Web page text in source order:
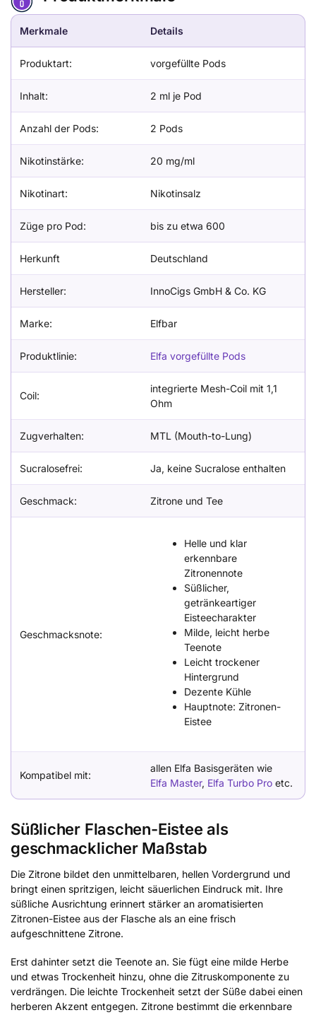
Merkmale Details
Produktart: vorgefüllte Pods
Inhalt: 2 ml je Pod
Anzahl der Pods: 2 Pods
Nikotinstärke: 20 mg/ml
Nikotinart: Nikotinsalz
Züge pro Pod: bis zu etwa 600
Herkunft Deutschland
Hersteller: InnoCigs GmbH & Co. KG
Marke: Elfbar
Produktlinie: Elfa vorgefüllte Pods
Coil:
integrierte Mesh-Coil mit 1,1
Ohm
Zugverhalten: MTL (Mouth-to-Lung)
Sucralosefrei: Ja, keine Sucralose enthalten
Geschmack: Zitrone und Tee
Geschmacksnote:
Helle und klar
erkennbare
Zitronennote
Süßlicher,
getränkeartiger
Eisteecharakter
Milde, leicht herbe
Teenote
Leicht trockener
Hintergrund
Dezente Kühle
Hauptnote: Zitronen-
Eistee
Kompatibel mit:
allen Elfa Basisgeräten wie
Elfa Master, Elfa Turbo Pro etc.
Süßlicher Flaschen-Eistee als
geschmacklicher Maßstab
Die Zitrone bildet den unmittelbaren, hellen Vordergrund und
bringt einen spritzigen, leicht säuerlichen Eindruck mit. Ihre
süßliche Ausrichtung erinnert stärker an aromatisierten
Zitronen-Eistee aus der Flasche als an eine frisch
aufgeschnittene Zitrone.
Erst dahinter setzt die Teenote an. Sie fügt eine milde Herbe
und etwas Trockenheit hinzu, ohne die Zitruskomponente zu
verdrängen. Die leichte Trockenheit setzt der Süße dabei einen
herberen Akzent entgegen. Zitrone bestimmt die erkennbare